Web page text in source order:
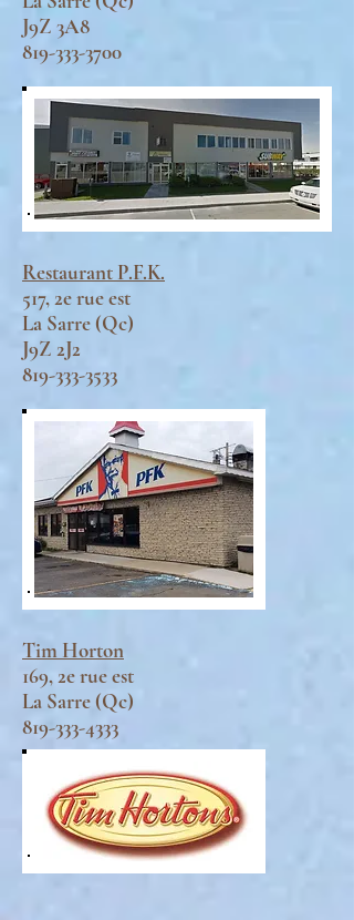
J9Z 3A8
819-333-3700
Restaurant P.F.K.
517, 2e rue est
La Sarre (Qc)
J9Z 2J2
819-333-3533
Tim Horton
169, 2e rue est
La Sarre (Qc)
819-333-4333